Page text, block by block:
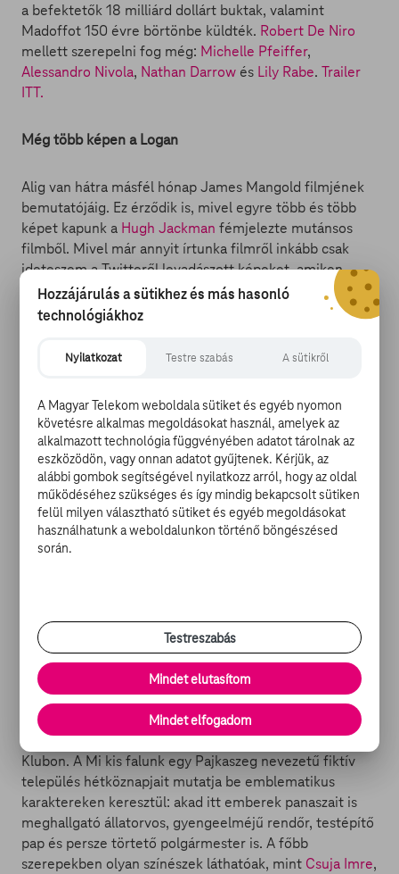
a befektetők 18 milliárd dollárt buktak, valamint
Madoffot 150 évre börtönbe küldték. Robert De Niro
mellett szerepelni fog még: Michelle Pfeiffer,
Alessandro Nivola, Nathan Darrow és Lily Rabe. Trailer
ITT.
Még több képen a Logan
Alig van hátra másfél hónap James Mangold filmjének
bemutatójáig. Ez érződik is, mivel egyre több és több
képet kapunk a Hugh Jackman fémjelezte mutánsos
filmből. Mivel már annyit írtunka filmről inkább csak
ideteszem a Twitteről levadászott képeket, amiken
Logan (Hugh Jackman), Professzor X (Patrick Stewart )
és X-23 (Dafne Keen) látható:
Taken w/ LEICA S, 100mm, ISO 1600 1/750
pic.twitter.com/YwsGN7VTOC
— Mangold (@mang0ld)January 15, 2017
Taken w/ LEICA SL 35mm, ISO 1600 1/200
ƒ1.4 -- photo by JM
pic.twitter.com/T5xUFCQo2g
— Mangold (@mang0ld)January 15, 2017
Februárban indul a Mi kis falunk az RTL Klubon
Új magyar vígsorozat debütálfebruár 2-án az RTL
Klubon. A Mi kis falunk egy Pajkaszeg nevezetű fiktív
település hétköznapjait mutatja be emblematikus
karaktereken keresztül: akad itt emberek panaszait is
meghallgató állatorvos, gyengeelméjű rendőr, testépítő
pap és persze törtető polgármester is. A főbb
szerepekben olyan színészek láthatóak, mint Csuja Imre,
Hozzájárulás a sütikhez és más hasonló
technológiákhoz
Nyilatkozat Testre szabás A sütikről
A Magyar Telekom weboldala sütiket és egyéb nyomon
követésre alkalmas megoldásokat használ, amelyek az
alkalmazott technológia függvényében adatot tárolnak az
eszközödön, vagy onnan adatot gyűjtenek. Kérjük, az
alábbi gombok segítségével nyilatkozz arról, hogy az oldal
működéséhez szükséges és így mindig bekapcsolt sütiken
felül milyen választható sütiket és egyéb megoldásokat
használhatunk a weboldalunkon történő böngészésed
során.
Testreszabás
Mindet elutasítom
Mindet elfogadom